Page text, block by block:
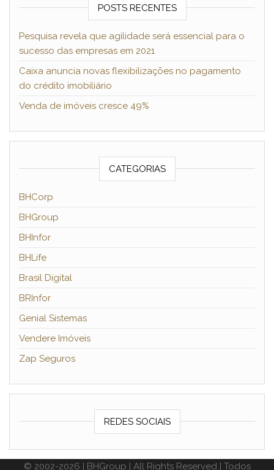
POSTS RECENTES
Pesquisa revela que agilidade será essencial para o
sucesso das empresas em 2021
Caixa anuncia novas flexibilizações no pagamento
do crédito imobiliário
Venda de imóveis cresce 49%
CATEGORIAS
BHCorp
BHGroup
BHInfor
BHLife
Brasil Digital
BRInfor
Genial Sistemas
Vendere Imóveis
Zap Seguros
REDES SOCIAIS
© 2002-2026 | BHGroup | All Rights Reserved | Todos